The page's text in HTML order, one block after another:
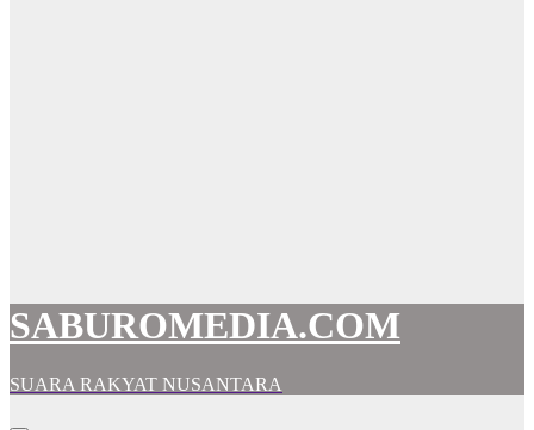
SABUROMEDIA.COM
SUARA RAKYAT NUSANTARA